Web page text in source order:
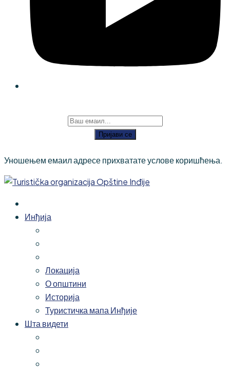
Пријави се
Уношењем емаил адресе прихватате услове коришћења.
Инђија
Локација
О општини
Историја
Туристичка мапа Инђије
Шта видети